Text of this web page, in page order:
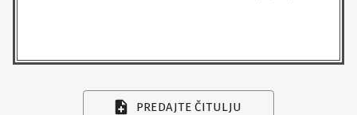
PREDAJTE ČITULJU